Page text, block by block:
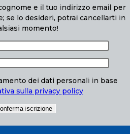
e il tuo indirizzo email per
se lo desideri, potrai cancellarti in
momento!
dei dati personali in base
sulla privacy policy